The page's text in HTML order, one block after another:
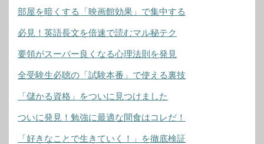
部屋を暗くする「映画館効果」で集中する
必見！英語長文を倍速で読むマル秘テク
要領がスーパー良くなる心理法則を発見
全受験生必聴の「試験本番」で使える裏技
「儲かる資格」をついに見つけました
ついに発見！勉強に最適な間食はコレだ！
「好きなことで生きていく！」を徹底検証